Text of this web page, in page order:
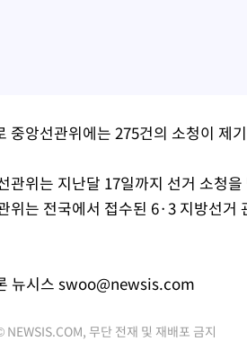
중앙선관위에는 275건의 소청이 제
관위는 지난달 17일까지 선거 소청
위는 전국에서 접수된 6·3 지방선거
뉴시스 swoo@newsis.com
무단 전재 및 재배포 금지